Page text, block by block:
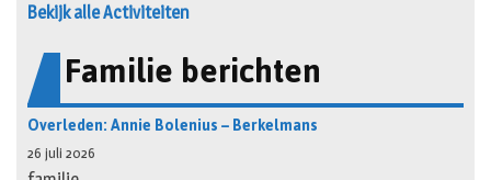
Bekijk alle Activiteiten
Familie berichten
Overleden: Annie Bolenius – Berkelmans
26 juli 2026